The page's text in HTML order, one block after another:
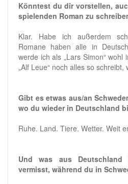
Könntest du dir vorstellen,
spielenden Roman zu
Klar. Habe ich außerdem
Romane haben alle in
werde ich als „Lars Simon“ wohl
„Alf Leue“ noch alles so schreibt,
Gibt es etwas aus/an
wo du wieder in Deutschland
Ruhe. Land. Tiere. Wetter. Weit
Und was aus
vermisst, während du in